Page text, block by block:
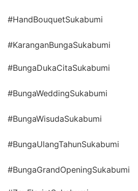
#HandBouquetSukabumi
#KaranganBungaSukabumi
#BungaDukaCitaSukabumi
#BungaWeddingSukabumi
#BungaWisudaSukabumi
#BungaUlangTahunSukabumi
#BungaGrandOpeningSukabumi